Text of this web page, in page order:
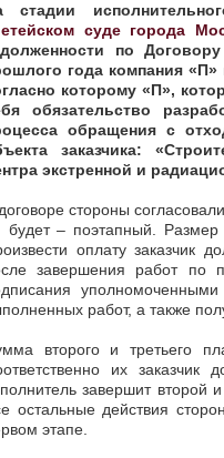
стадии
суде города
по
года компания
которому «П»,
обязательство
обращения с
заказчика:
экстренной и
стороны
будет – поэтапный.
оплату заказчик
завершения работ по
работ, а также
второго и третьего
их заказчик
завершит второй
остальные действия
этапе.